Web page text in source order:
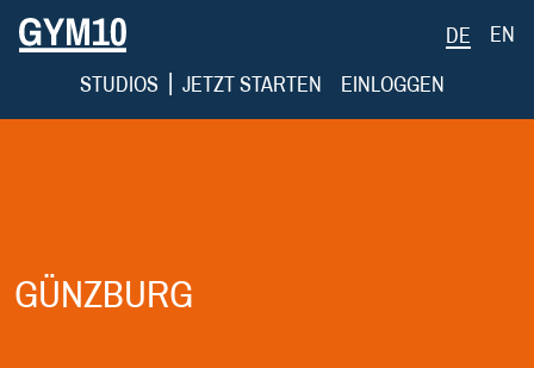
DE
EN
STUDIOS | JETZT STARTEN EINLOGGEN
GÜNZBURG